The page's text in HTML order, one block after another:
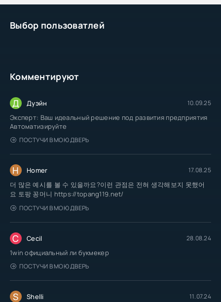
Выбор пользоватлей
Комментируют
Д Дуэйн 10.09.25
Эксперт: Ваш идеальный решение под развития предприятия
Автоматизируйте
ПОСТУЧИ В МОЮ ДВЕРЬ
H Homer 17.08.25
더 많은 예시를 볼 수 있을까요?이런 관점은 전혀 생각해보지 못했어
요 토팡 꽁머니 https://topang119.net/
ПОСТУЧИ В МОЮ ДВЕРЬ
C Cecil 28.08.24
1win официальный ли букмекер
ПОСТУЧИ В МОЮ ДВЕРЬ
S Shelli 11.07.24